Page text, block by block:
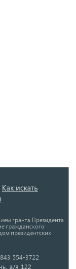
Как искать
гранта Президента
гражданского
президентских
843 554-3722
а/я 122